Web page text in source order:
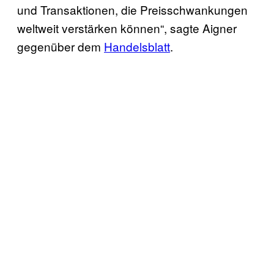
und Transaktionen, die Preisschwankungen
weltweit verstärken können“, sagte Aigner
gegenüber dem Handelsblatt.